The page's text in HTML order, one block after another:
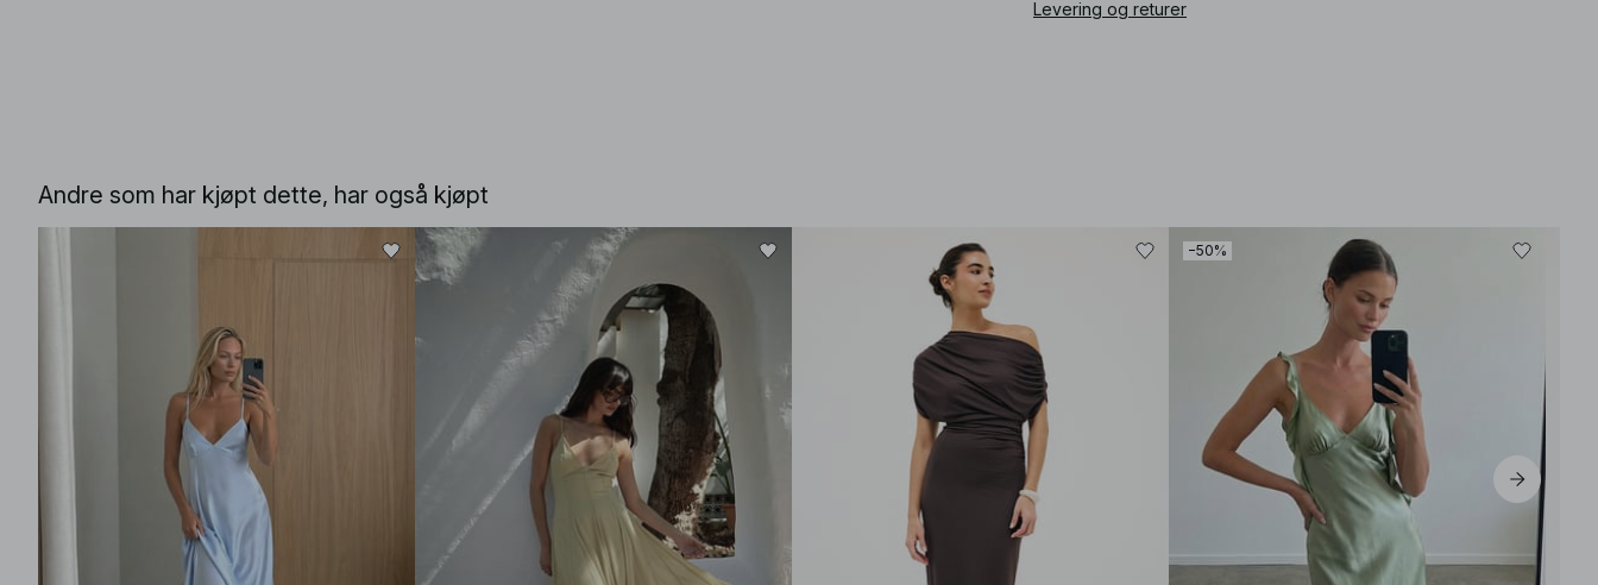
comfortable movement while still maintaining a polished
occasions, or layer with a tailored jacket for a more casual
1100-013328-0270
Levering og returer
Andre som har kjøpt dette, har også kjøpt
−50%